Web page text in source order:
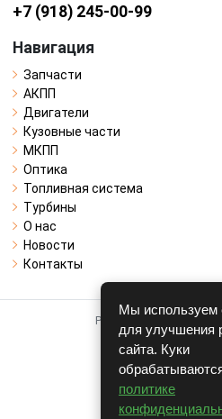
+7 (918) 245-00-99
Навигация
Запчасти
АКПП
Двигатели
Кузовные части
МКПП
Оптика
Топливная система
Турбины
О нас
Новости
Контакты
Работает на системе
CARRO.
Полная
© COPYRIGHT
v1.1.24
Мы используем
для улучшения
сайта. Куки
политике